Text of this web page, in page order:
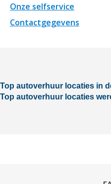
Onze selfservice
Contactgegevens
Top autoverhuur locaties in
Top autoverhuur locaties